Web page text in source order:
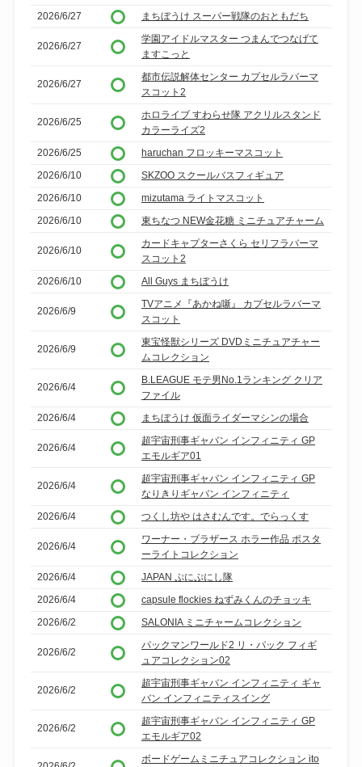
2026/6/27
まちぼうけ スーパー戦隊のおともだち
2026/6/27
学園アイドルマスター つまんでつなげて
ますこっと
2026/6/27
都市伝説解体センター カプセルラバーマ
スコット2
2026/6/25
ホロライブ すわらせ隊 アクリルスタンド
カラーライズ2
2026/6/25
haruchan フロッキーマスコット
2026/6/10
SKZOO スクールバスフィギュア
2026/6/10
mizutama ライトマスコット
2026/6/10
東ちなつ NEW金花糖 ミニチュアチャーム
2026/6/10
カードキャプターさくら セリフラバーマ
スコット2
2026/6/10
All Guys まちぼうけ
2026/6/9
TVアニメ『あかね噺』 カプセルラバーマ
スコット
2026/6/9
東宝怪獣シリーズ DVDミニチュアチャー
ムコレクション
2026/6/4
B.LEAGUE モテ男No.1ランキング クリア
ファイル
2026/6/4
まちぼうけ 仮面ライダーマシンの場合
2026/6/4
超宇宙刑事ギャバン インフィニティ GP
エモルギア01
2026/6/4
超宇宙刑事ギャバン インフィニティ GP
なりきりギャバン インフィニティ
2026/6/4
つくし坊や はさむんです。でらっくす
2026/6/4
ワーナー・ブラザース ホラー作品 ポスタ
ーライトコレクション
2026/6/4
JAPAN ぷにぷにし隊
2026/6/4
capsule flockies ねずみくんのチョッキ
2026/6/2
SALONIA ミニチャームコレクション
2026/6/2
パックマンワールド2 リ・パック フィギ
ュアコレクション02
2026/6/2
超宇宙刑事ギャバン インフィニティ ギャ
バン インフィニティスイング
2026/6/2
超宇宙刑事ギャバン インフィニティ GP
エモルギア02
ボードゲームミニチュアコレクション ito